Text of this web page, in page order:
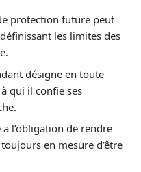
protection future peut
les limites des
désigne en toute
qui il confie ses
l’obligation de rendre
en mesure d’être